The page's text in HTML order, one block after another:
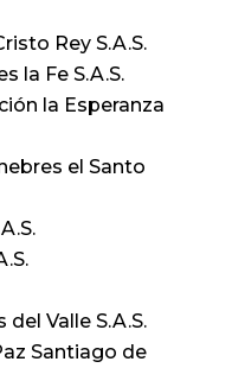
Rey S.A.S.
la Fe S.A.S.
la Esperanza
el Santo
Valle S.A.S.
Santiago de